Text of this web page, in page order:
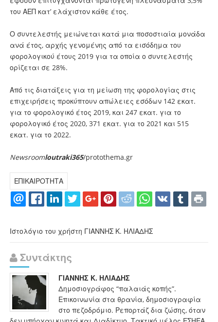
του ΑΕΠ κατ’ ελάχιστον κάθε έτος.
Ο συντελεστής μειώνεται κατά μια ποσοστιαία μονάδα
ανά έτος, αρχής γενομένης από τα εισόδημα του
φορολογικού έτους 2019 για τα οποία ο συντελεστής
ορίζεται σε 28%.
Από τις διατάξεις για τη μείωση της φορολογίας στις
επιχειρήσεις προκύπτουν απώλειες εσόδων 142 εκατ.
για το φορολογικό έτος 2019, και 247 εκατ. για το
φορολογικό έτος 2020, 371 εκατ. για το 2021 και 515
εκατ. για το 2022.
Newsroomloutraki365/protothema.gr
ΕΠΙΚΑΙΡΟΤΗΤΑ
Ιστολόγιο του χρήστη ΓΙΑΝΝΗΣ Κ. ΗΛΙΑΔΗΣ
Συντάκτης
ΓΙΑΝΝΗΣ Κ. ΗΛΙΑΔΗΣ
Δημοσιογράφος “παλαιάς κοπής”.
Επικοινωνία στα θρανία, δημοσιογραφία
στο πεζοδρόμιο. Ρεπορτάζ δια ζώσης, όταν